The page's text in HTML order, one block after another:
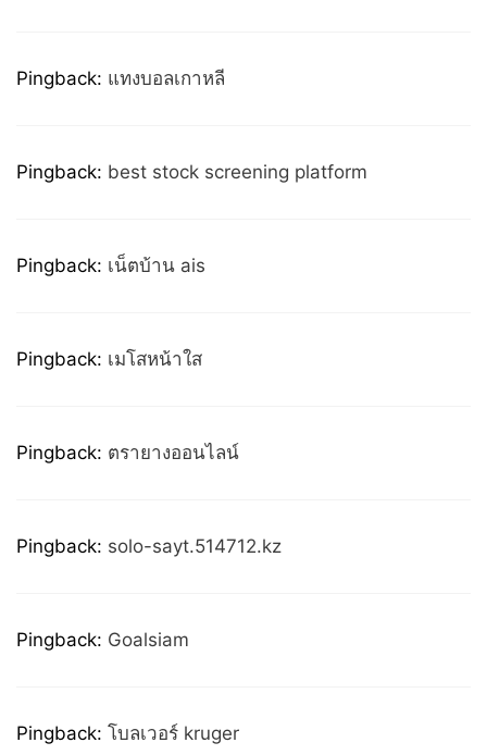
Pingback: แทงบอลเกาหลี
Pingback: best stock screening platform
Pingback: เน็ตบ้าน ais
Pingback: เมโสหน้าใส
Pingback: ตรายางออนไลน์
Pingback: solo-sayt.514712.kz
Pingback: Goalsiam
Pingback: โบลเวอร์ kruger